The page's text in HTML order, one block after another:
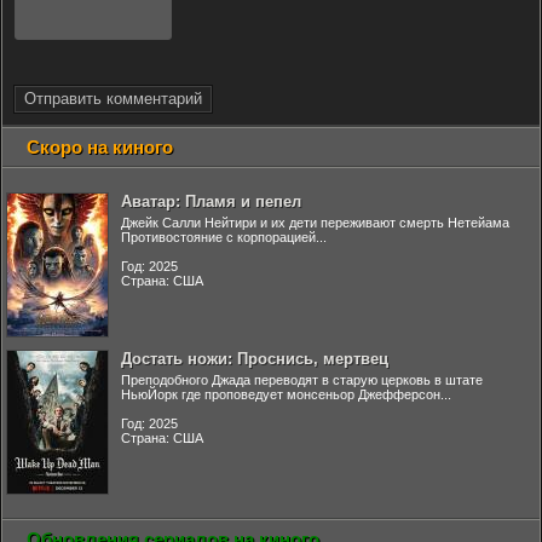
Отправить комментарий
Скоро на киного
Аватар: Пламя и пепел
Джейк Салли Нейтири и их дети переживают смерть Нетейама
Противостояние с корпорацией...
Год: 2025
Страна: США
Достать ножи: Проснись, мертвец
Преподобного Джада переводят в старую церковь в штате
НьюЙорк где проповедует монсеньор Джефферсон...
Год: 2025
Страна: США